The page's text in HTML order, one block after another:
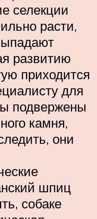
селекции
расти,
развитию
приходится
для
подвержены
камня,
они
шпиц
собаке